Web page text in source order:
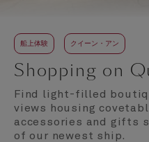
船上体験 クイーン・アン
Shopping on
Find light-filled
views housing
accessories and gifts
of our newest ship.